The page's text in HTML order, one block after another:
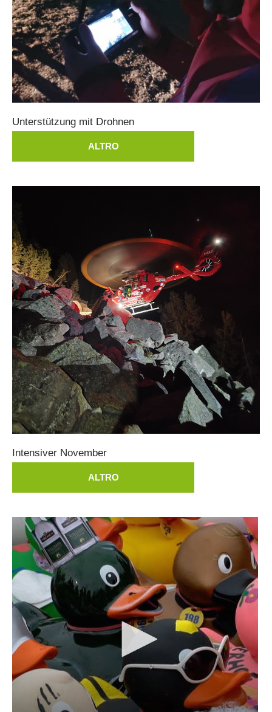
Richiesta di soccorso
Interventi
Unterstützung mit Drohnen
ALTRO
Intensiver November
ALTRO